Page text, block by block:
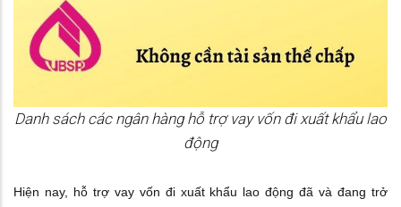
Danh sách các ngân hàng hỗ trợ vay vốn đi xuất khẩu lao
động
Hiện nay, hỗ trợ vay vốn đi xuất khẩu lao động đã và đang trở